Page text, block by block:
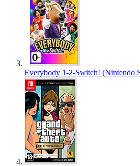
Everybody 1-2-Switch! (Nintendo